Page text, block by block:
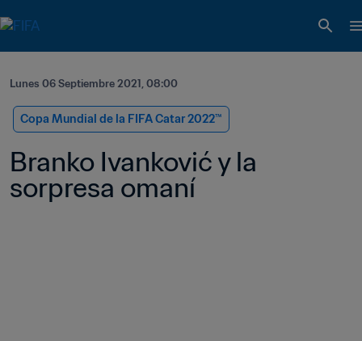
Lunes 06 Septiembre 2021, 08:00
Copa Mundial de la FIFA Catar 2022™
Branko Ivanković y la
sorpresa omaní